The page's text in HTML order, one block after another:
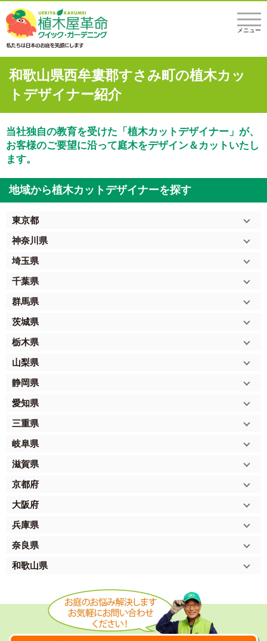
メニュー
和歌山県西牟婁郡すさみ町の植木カッ
トデザイナー紹介
当社独自の教育を受けた「植木カットデザイナー」が、
お客様のご要望に沿って庭木をデザイン＆カットいたし
ます。
地域から植木カットデザイナーを探す
東京都
神奈川県
埼玉県
千葉県
群馬県
茨城県
栃木県
山梨県
静岡県
愛知県
三重県
岐阜県
滋賀県
京都府
大阪府
兵庫県
奈良県
和歌山県